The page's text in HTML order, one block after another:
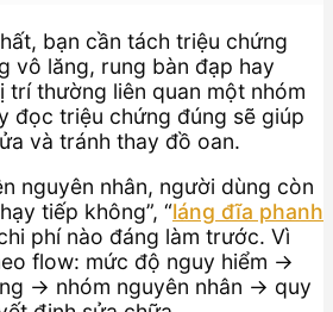
bạn cần tách triệu chứng
vô lăng, rung bàn đạp hay
trí thường liên quan một nhóm
đọc triệu chứng đúng sẽ giúp
và tránh thay đồ oan.
nguyên nhân, người dùng còn
tiếp không”, “láng đĩa phanh
phí nào đáng làm trước. Vì
flow: mức độ nguy hiểm →
→ nhóm nguyên nhân → quy